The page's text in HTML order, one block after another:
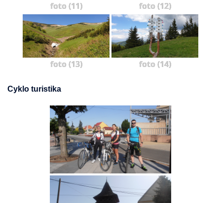
foto (11) foto (12)
foto (13) foto (14)
Cyklo turistika